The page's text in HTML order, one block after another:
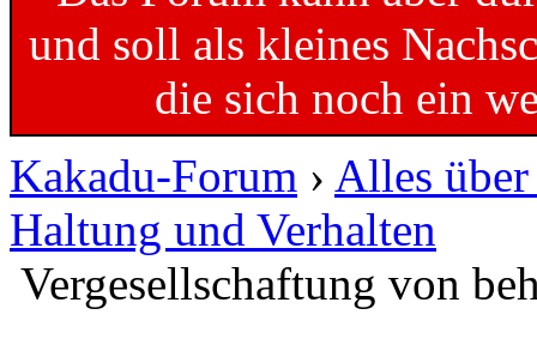
und soll als kleines
die sich noch ein
Kakadu-Forum › Alles
Haltung und Verhalten
Vergesellschaftung von